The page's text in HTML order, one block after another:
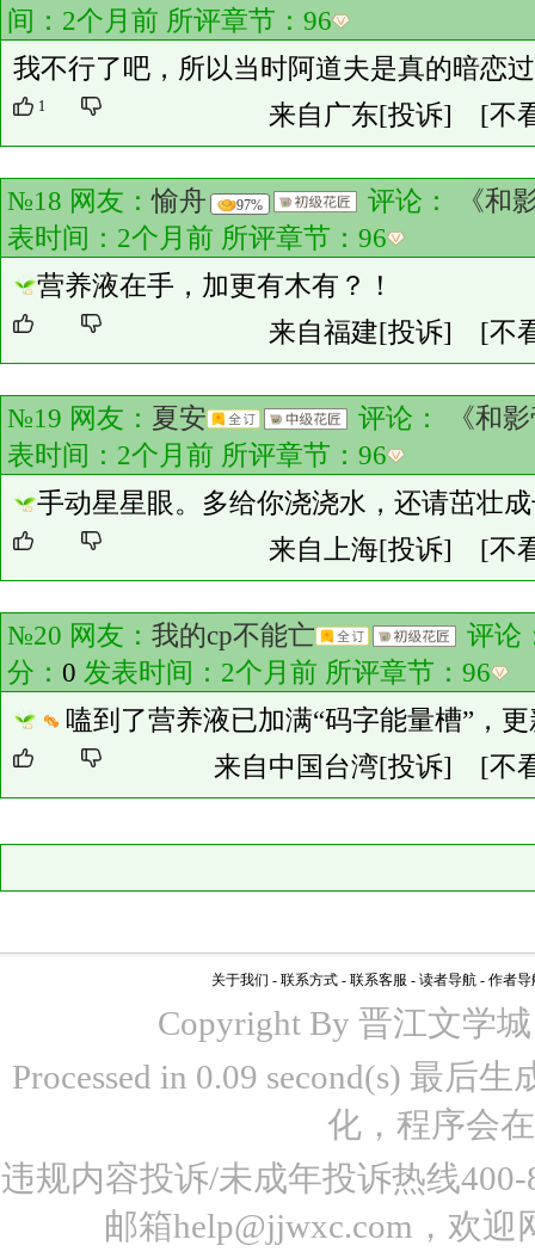
间：2个月前 所评章节： 96
我不行了吧，所以当时阿道夫是真的暗恋
1 来自广东[投诉] [不
№18 网友：愉舟 97% 评论：
《和
表时间：2个月前 所评章节： 96
营养液在手，加更有木有？！
来自福建[投诉] [不
№19 网友： 夏安 评论：
《和
表时间：2个月前 所评章节： 96
手动星星眼。多给你浇浇水，还请茁壮
来自上海[投诉] [不
№20 网友： 我的cp不能亡
评论
分： 0 发表时间：2个月前 所评章节： 96
嗑到了营养液已加满“码字能量槽”，
来自中国台湾[投诉] [不
关于我们 - 联系方式 - 联系客服 - 读者导航 - 作者导
Copyright By 晋江文学
Processed in 0.09 second(s) 最后
化，程序会
违规内容投诉/未成年投诉热线
邮箱help@jjwxc.com，欢